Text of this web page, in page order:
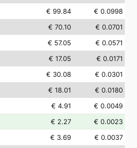
€ 99.84
€ 0.0998
€ 70.10
€ 0.0701
€ 57.05
€ 0.0571
€ 17.05
€ 0.0171
€ 30.08
€ 0.0301
€ 18.01
€ 0.0180
€ 4.91
€ 0.0049
€ 2.27
€ 0.0023
€ 3.69
€ 0.0037